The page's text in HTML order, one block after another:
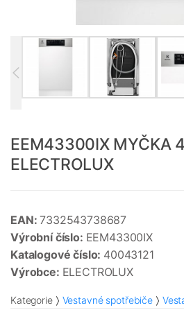
EEM43300IX MYČKA
ELECTROLUX
EAN: 7332543738687
Výrobní číslo: EEM43300IX
Katalogové číslo: 40043121
Výrobce: ELECTROLUX
Kategorie Vestavné spotřebiče